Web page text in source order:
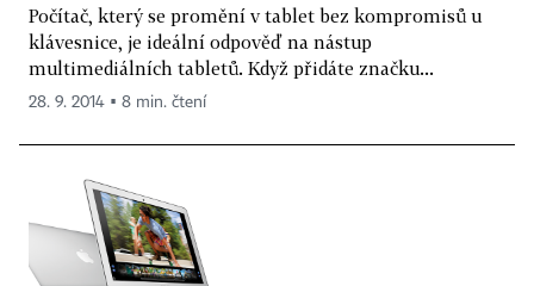
Počítač, který se promění v tablet bez kompromisů u
klávesnice, je ideální odpověď na nástup
multimediálních tabletů. Když přidáte značku...
28. 9. 2014 ▪ 8 min. čtení